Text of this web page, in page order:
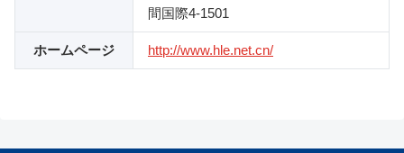
間国際4-1501
ホームページ http://www.hle.net.cn/